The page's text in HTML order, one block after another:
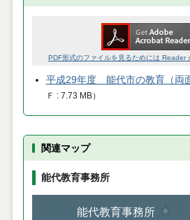
PDF形式のファイルを見るためには Reader
平成29年度 能代市の教育（両
Ｆ
7.73 MB）
関連マップ
能代教育事務所